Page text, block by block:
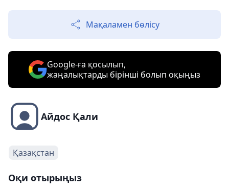
Мақаламен бөлісу
Google-ға қосылып,
жаңалықтарды бірінші болып оқыңыз
Айдос Қали
Қазақстан
Оқи отырыңыз